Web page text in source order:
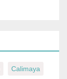
Calimaya